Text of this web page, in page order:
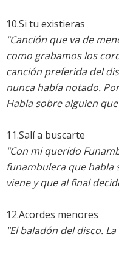
10.Si tu existieras
"Canción que va de
como grabamos los
canción preferida del
nunca había notado.
Habla sobre alguien
11.Salí a buscarte
"Con mi querido
funambulera que habla
viene y que al final
12.Acordes menores
"El baladón del disco.